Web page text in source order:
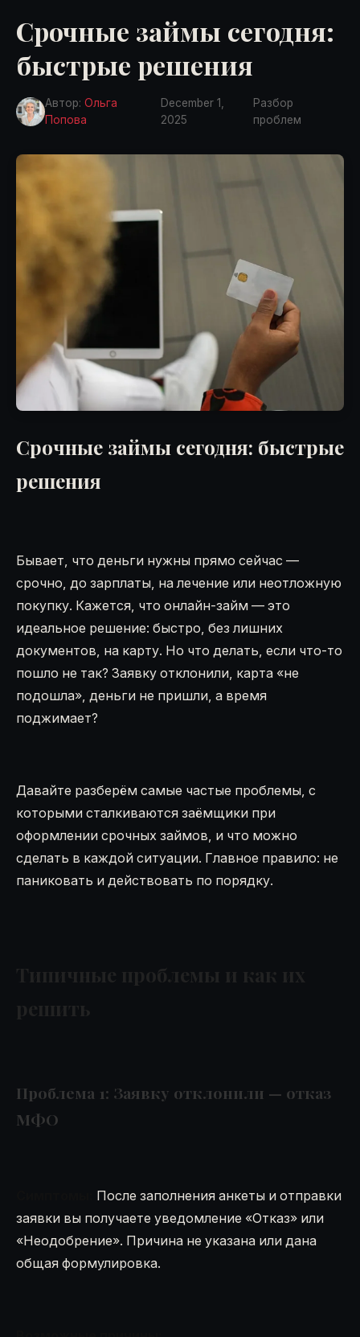
Срочные займы сегодня:
быстрые решения
Автор: Ольга
Попова
December 1,
2025
Разбор
проблем
Срочные займы сегодня: быстрые
решения
Бывает, что деньги нужны прямо сейчас —
срочно, до зарплаты, на лечение или неотложную
покупку. Кажется, что онлайн-займ — это
идеальное решение: быстро, без лишних
документов, на карту. Но что делать, если что-то
пошло не так? Заявку отклонили, карта «не
подошла», деньги не пришли, а время
поджимает?
Давайте разберём самые частые проблемы, с
которыми сталкиваются заёмщики при
оформлении срочных займов, и что можно
сделать в каждой ситуации. Главное правило: не
паниковать и действовать по порядку.
Типичные проблемы и как их
решить
Проблема 1: Заявку отклонили — отказ
МФО
После заполнения анкеты и отправки
заявки вы получаете уведомление «Отказ» или
«Неодобрение». Причина не указана или дана
общая формулировка.